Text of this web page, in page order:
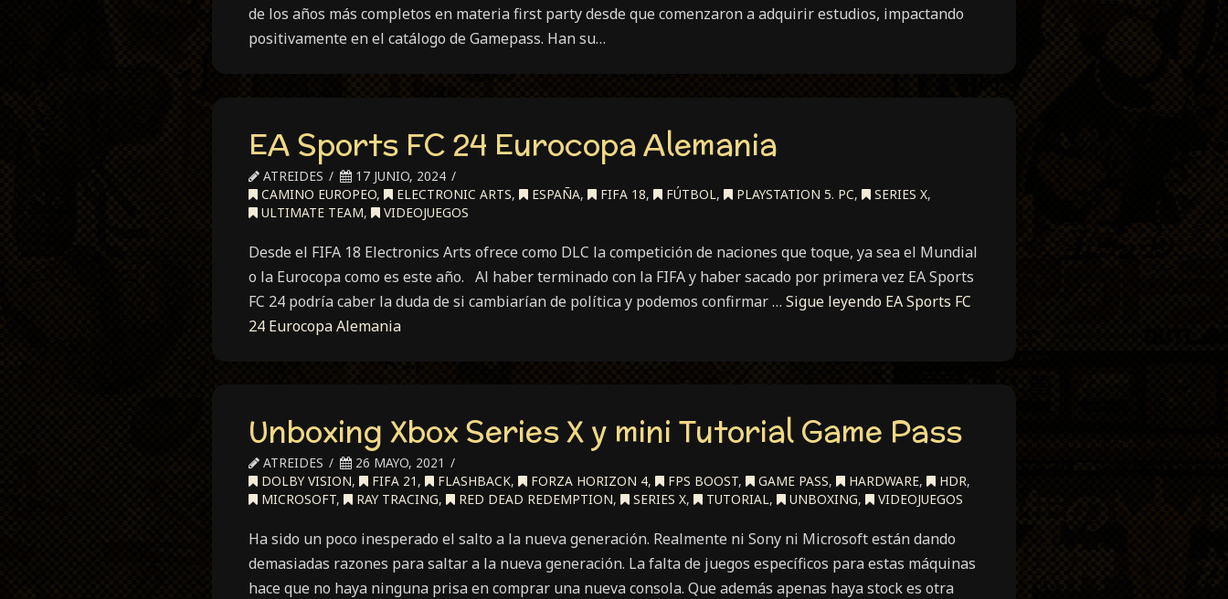
de los años más completos en materia first party desde que comenzaron a adquirir estudios, impactando
positivamente en el catálogo de Gamepass. Han su…
EA Sports FC 24 Eurocopa Alemania
ATREIDES
17 JUNIO, 2024
CAMINO EUROPEO, ELECTRONIC ARTS, ESPAÑA, FIFA 18, FÚTBOL, PLAYSTATION 5. PC, SERIES X,
ULTIMATE TEAM, VIDEOJUEGOS
Desde el FIFA 18 Electronics Arts ofrece como DLC la competición de naciones que toque, ya sea el Mundial
o la Eurocopa como es este año. Al haber terminado con la FIFA y haber sacado por primera vez EA Sports
FC 24 podría caber la duda de si cambiarían de política y podemos confirmar … Sigue leyendo EA Sports FC
24 Eurocopa Alemania
Unboxing Xbox Series X y mini Tutorial Game Pass
ATREIDES
26 MAYO, 2021
DOLBY VISION, FIFA 21 , FLASHBACK, FORZA HORIZON 4, FPS BOOST, GAME PASS, HARDWARE, HDR,
MICROSOFT, RAY TRACING, RED DEAD REDEMPTION, SERIES X, TUTORIAL, UNBOXING, VIDEOJUEGOS
Ha sido un poco inesperado el salto a la nueva generación. Realmente ni Sony ni Microsoft están dando
demasiadas razones para saltar a la nueva generación. La falta de juegos específicos para estas máquinas
hace que no haya ninguna prisa en comprar una nueva consola. Que además apenas haya stock es otra